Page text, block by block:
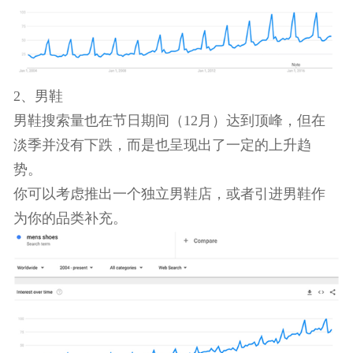
谷歌趋势表明，自2008年以来，“Men’s
Watches”（男士手表）搜索量一直在增加，通常搜
最高峰在12月份。
2、男鞋
男鞋搜索量也在节日期间（12月）达到顶峰，但在
淡季并没有下跌，而是也呈现出了一定的上升趋
势。